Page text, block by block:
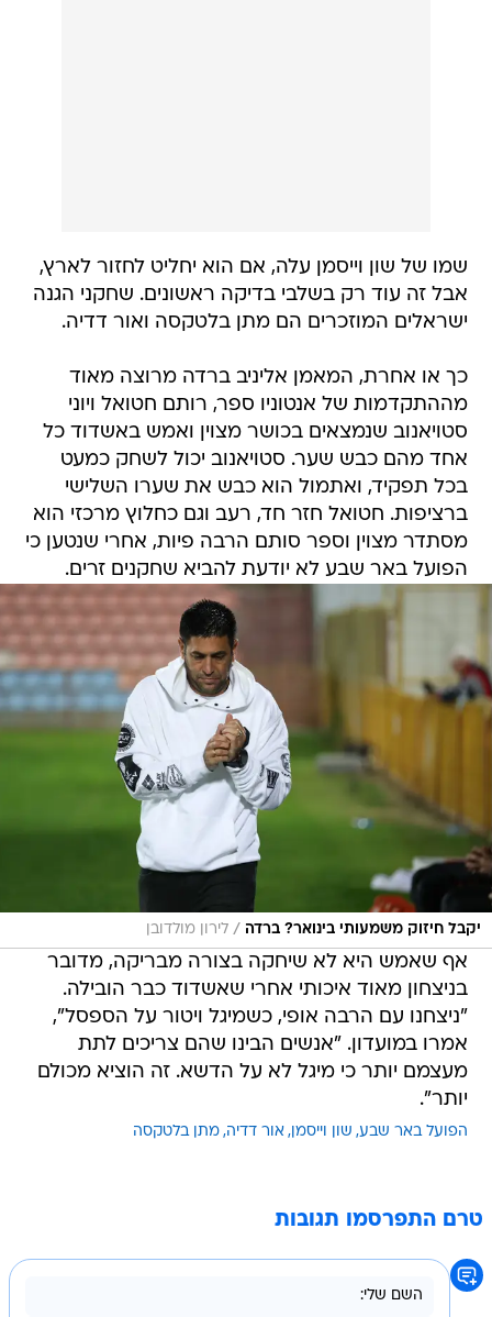
שמו של שון וייסמן עלה, אם הוא יחליט לחזור לארץ,
אבל זה עוד רק בשלבי בדיקה ראשונים. שחקני הגנה
ישראלים המוזכרים הם מתן בלטקסה ואור דדיה.
כך או אחרת, המאמן אליניב ברדה מרוצה מאוד
מההתקדמות של אנטוניו ספר, רותם חטואל ויוני
סטויאנוב שנמצאים בכושר מצוין ואמש באשדוד כל
אחד מהם כבש שער. סטויאנוב יכול לשחק כמעט
בכל תפקיד, ואתמול הוא כבש את שערו השלישי
ברציפות. חטואל חזר חד, רעב וגם כחלוץ מרכזי הוא
מסתדר מצוין וספר סותם הרבה פיות, אחרי שנטען כי
הפועל באר שבע לא יודעת להביא שחקנים זרים.
יקבל חיזוק משמעותי בינואר? ברדה / לירון מולדובן
אף שאמש היא לא שיחקה בצורה מבריקה, מדובר
בניצחון מאוד איכותי אחרי שאשדוד כבר הובילה.
"ניצחנו עם הרבה אופי, כשמיגל ויטור על הספסל",
אמרו במועדון. "אנשים הבינו שהם צריכים לתת
מעצמם יותר כי מיגל לא על הדשא. זה הוציא מכולם
יותר".
הפועל באר שבע שון וייסמן אור דדיה מתן בלטקסה
טרם התפרסמו תגובות